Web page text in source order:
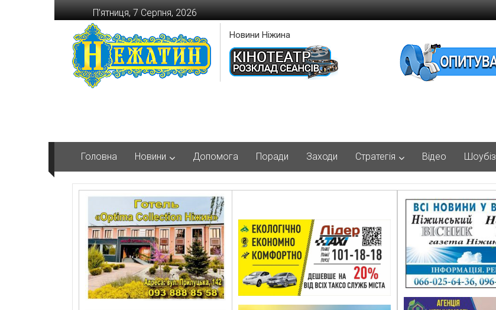
Перейти
до
вмісту
П’ятниця, 7 Серпня, 2026
Новини Ніжина
Головна Новини Допомога Поради Заходи Стратегія Відео Шоубіз